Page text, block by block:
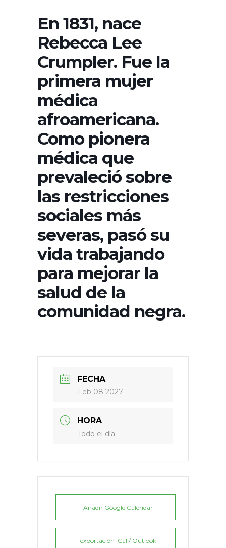
En 1831, nace
Rebecca Lee
Crumpler. Fue la
primera mujer
médica
afroamericana.
Como pionera
médica que
prevaleció sobre
las restricciones
sociales más
severas, pasó su
vida trabajando
para mejorar la
salud de la
comunidad negra.
FECHA
Feb 08 2027
HORA
Todo el día
+ Añadir Google Calendar
+ exportación iCal / Outlook